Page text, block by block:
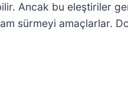
bu eleştiriler
sürmeyi amaçlarlar.